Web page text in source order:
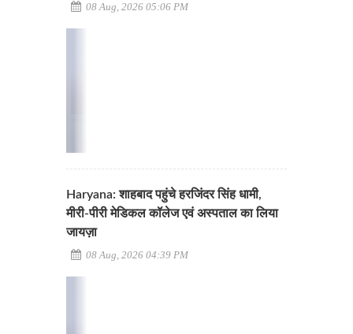
08 Aug, 2026 05:06 PM
Haryana: शाहबाद पहुंचे हरजिंदर सिंह धामी,
मीरी-पीरी मेडिकल कॉलेज एवं अस्पताल का लिया
जायज़ा
08 Aug, 2026 04:39 PM